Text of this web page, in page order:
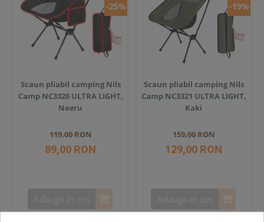
-25%
Scaun pliabil camping Nils
Camp NC3320 ULTRA LIGHT,
Negru
119,00 RON
89,00 RON
-19%
Scaun pliabil camping Nils
Camp NC3321 ULTRA LIGHT,
Kaki
159,00 RON
129,00 RON